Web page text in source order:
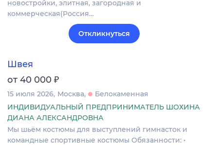
новостройки, элитная, загородная и
коммерческая(Россия…
Откликнуться
Швея
от 40 000 ₽
15 июля 2026 Москва
Белокаменная
ИНДИВИДУАЛЬНЫЙ ПРЕДПРИНИМАТЕЛЬ ШОХИНА
ДИАНА АЛЕКСАНДРОВНА
Мы шьём костюмы для выступлений гимнасток и
командные спортивные костюмы Обязанности: •